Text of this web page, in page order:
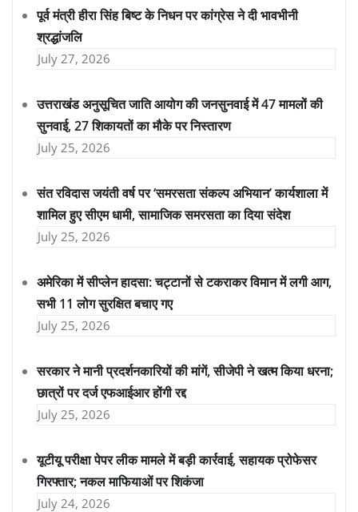
पूर्व मंत्री हीरा सिंह बिष्ट के निधन पर कांग्रेस ने दी भावभीनी
श्रद्धांजलि
July 27, 2026
उत्तराखंड अनुसूचित जाति आयोग की जनसुनवाई में 47 मामलों की
सुनवाई, 27 शिकायतों का मौके पर निस्तारण
July 25, 2026
संत रविदास जयंती वर्ष पर ‘समरसता संकल्प अभियान’ कार्यशाला में
शामिल हुए सीएम धामी, सामाजिक समरसता का दिया संदेश
July 25, 2026
अमेरिका में सीप्लेन हादसा: चट्टानों से टकराकर विमान में लगी आग,
सभी 11 लोग सुरक्षित बचाए गए
July 25, 2026
सरकार ने मानी प्रदर्शनकारियों की मांगें, सीजेपी ने खत्म किया धरना;
छात्रों पर दर्ज एफआईआर होंगी रद्द
July 25, 2026
यूटीयू परीक्षा पेपर लीक मामले में बड़ी कार्रवाई, सहायक प्रोफेसर
गिरफ्तार; नकल माफियाओं पर शिकंजा
July 24, 2026